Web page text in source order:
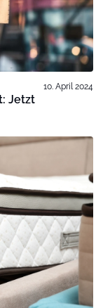
10. April 2024
Jetzt